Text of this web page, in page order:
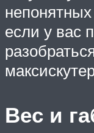
непонятных
если у вас
Вес и